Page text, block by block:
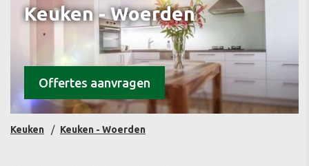
Keuken - Woerden
Offertes aanvragen
Keuken Keuken - Woerden